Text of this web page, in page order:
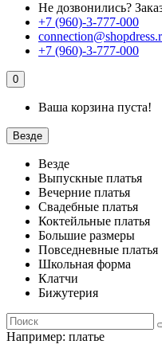
Не дозвонились?
+7 (960)-3-777-000
+7 (960)-3-777-000
0
Ваша корзина пуста!
Везде
Везде
Выпускные платья
Вечерние платья
Свадебные платья
Коктейльные платья
Большие размеры
Повседневные платья
Школьная форма
Клатчи
Бижутерия
Например: платье